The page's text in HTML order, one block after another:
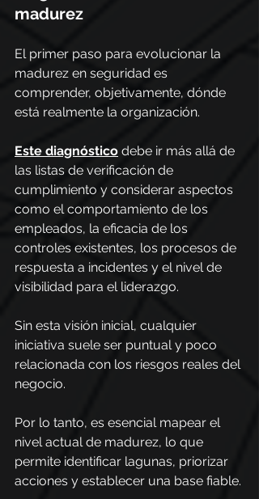
madurez
El primer paso para evolucionar la
madurez en seguridad es
comprender, objetivamente, dónde
está realmente la organización.
Este diagnóstico debe ir más allá de
las listas de verificación de
cumplimiento y considerar aspectos
como el comportamiento de los
empleados, la eficacia de los
controles existentes, los procesos de
respuesta a incidentes y el nivel de
visibilidad para el liderazgo.
Sin esta visión inicial, cualquier
iniciativa suele ser puntual y poco
relacionada con los riesgos reales del
negocio.
Por lo tanto, es esencial mapear el
nivel actual de madurez, lo que
permite identificar lagunas, priorizar
acciones y establecer una base fiable.